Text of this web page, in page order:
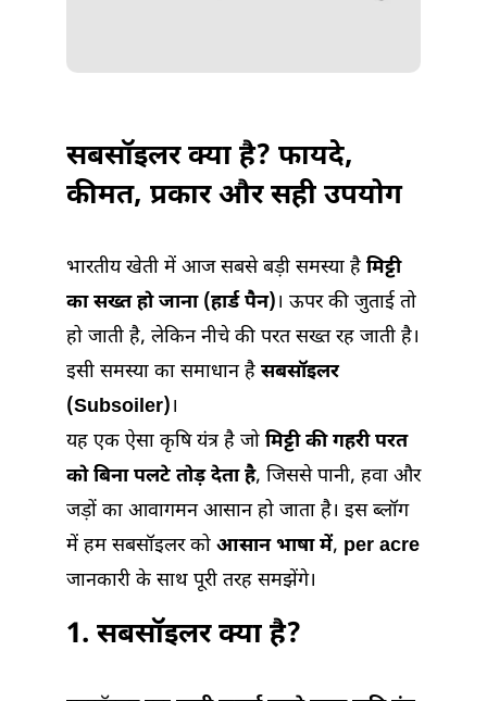
सबसॉइलर क्या है? फायदे,
कीमत, प्रकार और सही उपयोग
भारतीय खेती में आज सबसे बड़ी समस्या है मिट्टी
का सख्त हो जाना (हार्ड पैन)। ऊपर की जुताई तो
हो जाती है, लेकिन नीचे की परत सख्त रह जाती है।
इसी समस्या का समाधान है सबसॉइलर
(Subsoiler)।
यह एक ऐसा कृषि यंत्र है जो मिट्टी की गहरी परत
को बिना पलटे तोड़ देता है, जिससे पानी, हवा और
जड़ों का आवागमन आसान हो जाता है। इस ब्लॉग
में हम सबसॉइलर को आसान भाषा में, per acre
जानकारी के साथ पूरी तरह समझेंगे।
1. सबसॉइलर क्या है?